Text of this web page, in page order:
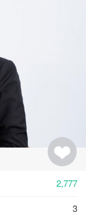
2,777
3